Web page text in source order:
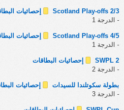
Scotland Play-offs 2/3
إحصائيات
- الدرجة 1
Scotland Play-offs 4/5
إحصائيات
- الدرجة 1
SWPL 2
إحصائيات البطاقات
- الدرجة 2
بطولة سكوتلندا للسيدات
إحصائيات
- الدرجة 3